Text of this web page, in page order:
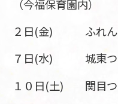
（今福保育園内）
２日(金) ふれん
７日(水) 城東つ
１０日(土) 関目つ